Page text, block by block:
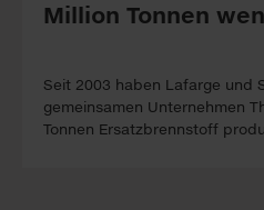
Million Tonnen
Seit 2003 haben Lafarge und
gemeinsamen Unternehmen
Tonnen Ersatzbrennstoff